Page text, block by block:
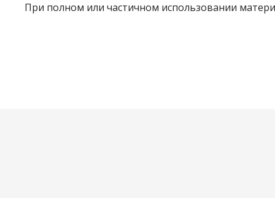
При полном или частичном использовании